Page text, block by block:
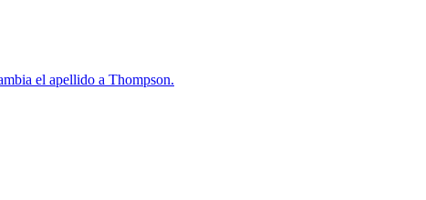
el apellido a Thompson.